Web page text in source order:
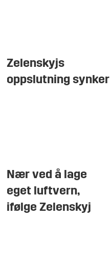
Zelenskyjs
oppslutning synker
Nær ved å lage
eget luftvern,
ifølge Zelenskyj